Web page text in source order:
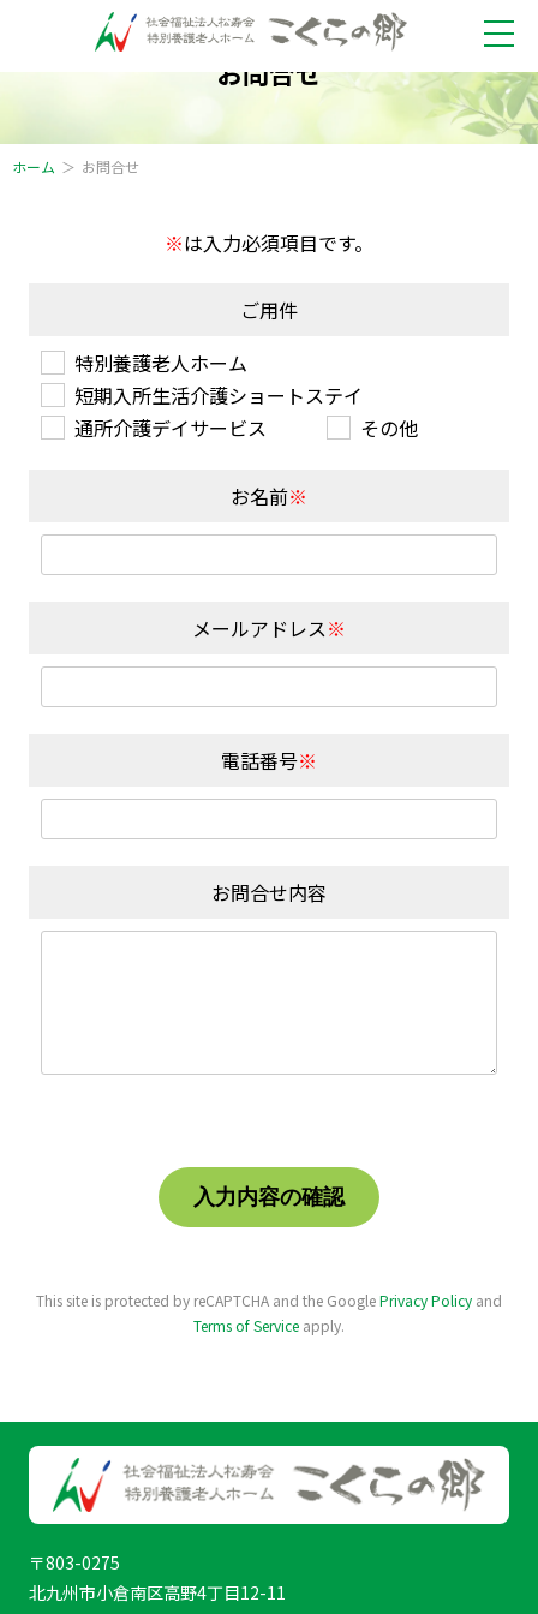
お問合せ
ホーム お問合せ
※は入力必須項目です。
ご用件
特別養護老人ホーム
短期入所生活介護ショートステイ
通所介護デイサービス
その他
お名前※
メールアドレス※
電話番号※
お問合せ内容
This site is protected by reCAPTCHA and the GooglePrivacy Policy and
Terms of Service apply.
〒803-0275
北九州市小倉南区高野4丁目12-11